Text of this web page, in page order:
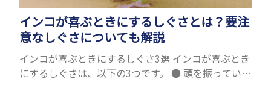
インコが喜ぶときにするしぐさとは？要注
意なしぐさについても解説
インコが喜ぶときにするしぐさ3選 インコが喜ぶとき
にするしぐさは、以下の3つです。 ● 頭を振っている